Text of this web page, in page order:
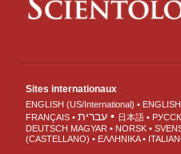
Sites internationaux
ENGLISH (US/International)
FRANÇAIS
עברית 日本語
DEUTSCH MAGYAR NORSK
(CASTELLANO)
ΕΛΛΗΝΙΚA